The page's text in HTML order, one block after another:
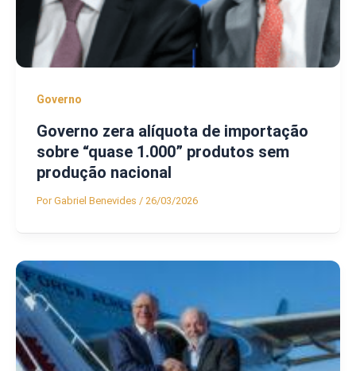
Governo
Governo zera alíquota de importação
sobre “quase 1.000” produtos sem
produção nacional
PorGabriel Benevides / 26/03/2026